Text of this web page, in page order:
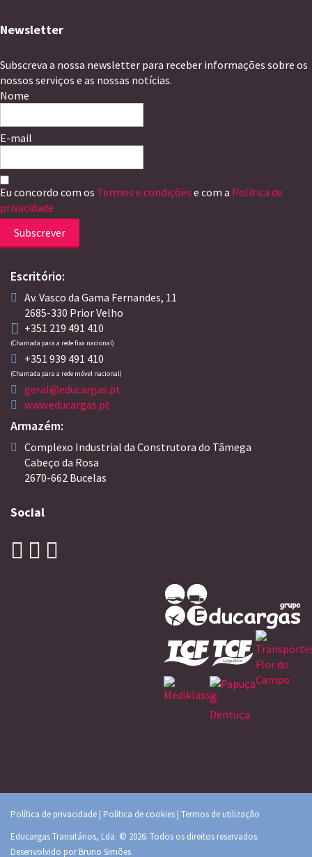
Newsletter
Subscreva a nossa newsletter para receber informações sobre os
nossos serviços e as nossas notícias.
Nome
E-mail
Eu concordo com os Termos e condições e com a Política de
privacidade
Subscrever
Escritório:
Av. Vasco da Gama Fernandes, 11
2685-330 Prior Velho
+351 219 491 410
(Chamada para a rede fixa nacional)
+351 939 491 410
(Chamada para a rede móvel nacional)
geral@educargas.pt
www.educargas.pt
Armazém:
Complexo Industrial da Construtora do Tâmega
Cabeço da Rosa
2670-662 Bucelas
Social
Política de privacidade | Política de cookies | Termos de utilização
Educargas Transitários, Lda. © 2026. Todos os direitos reservados.
Desenvolvido porBruno Simões